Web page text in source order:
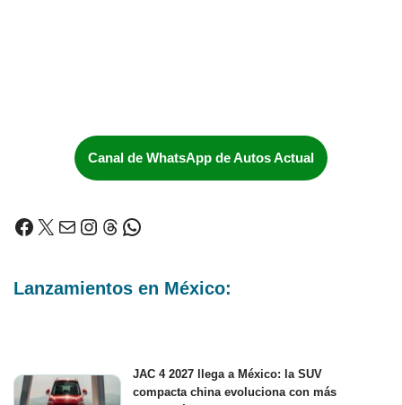
Canal de WhatsApp de Autos Actual
Lanzamientos en México:
JAC 4 2027 llega a México: la SUV
compacta china evoluciona con más